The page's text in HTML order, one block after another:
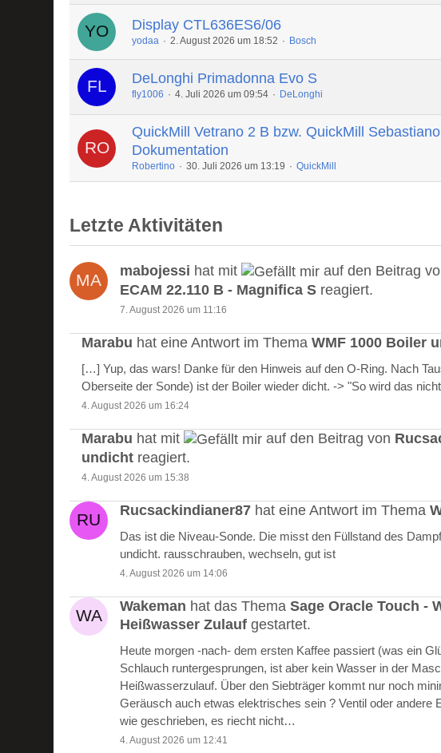
Display CTL636ES6/06
yodaa 2. August 2026 um 18:52 Bosch
DeLonghi Primadonna Evo S
fly1006 4. Juli 2026 um 09:54 DeLonghi
QuickMill Vetrano 2 B bzw. QuickMill
Dokumentation
Robertino 30. Juli 2026 um 13:19 QuickMill
Letzte Aktivitäten
mabojessi hat mit auf den Beitrag
ECAM 22.110 B - Magnifica S reagiert.
7. August 2026 um 11:16
Marabu hat eine Antwort im ThemaWMF 1000 Boiler
[…] Yup, das wars! Danke für den Hinweis auf den O-Ring. Nach
Oberseite der Sonde) ist der Boiler wieder dicht. -> "So wird das
4. August 2026 um 16:24
Marabu hat mit auf den Beitrag von
undicht reagiert.
4. August 2026 um 15:38
Rucsackindianer87 hat eine Antwort im Thema
Das ist die Niveau-Sonde. Die misst den Füllstand des
undicht. rausschrauben, wechseln, gut ist
4. August 2026 um 14:06
Wakeman hat das ThemaSage Oracle Touch -
Heißwasser Zulauf gestartet.
Heute morgen -nach- dem ersten Kaffee passiert (was ein
Schlauch runtergesprungen, ist aber kein Wasser in der
Heißwasserzulauf. Über den Siebträger kommt nur noch
Geräusch auch etwas elektrisches sein ? Ventil oder
wie geschrieben, es riecht nicht…
4. August 2026 um 12:41